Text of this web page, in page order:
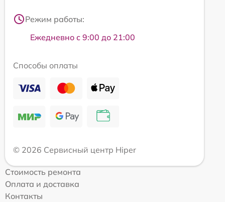
Режим работы:
Ежедневно с 9:00 до 21:00
Способы оплаты
© 2026 Сервисный центр Hiper
Стоимость ремонта
Оплата и доставка
Контакты